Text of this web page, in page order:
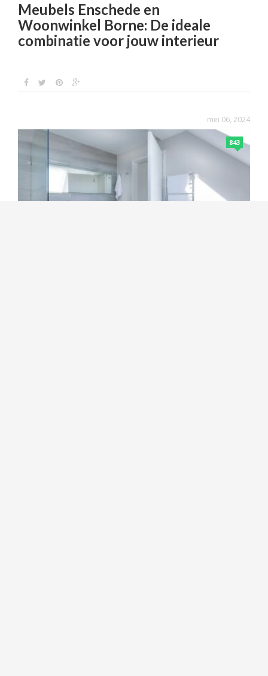
Meubels Enschede en
Woonwinkel Borne: De ideale
combinatie voor jouw interieur
mei 06, 2024
843